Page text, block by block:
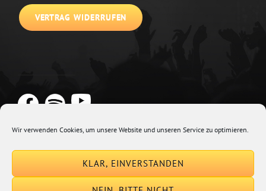
Wir verwenden Cookies, um unsere Website und unseren Service zu optimieren.
KLAR, EINVERSTANDEN
VERTRAG WIDERRUFEN
Euphony By Catch Themes